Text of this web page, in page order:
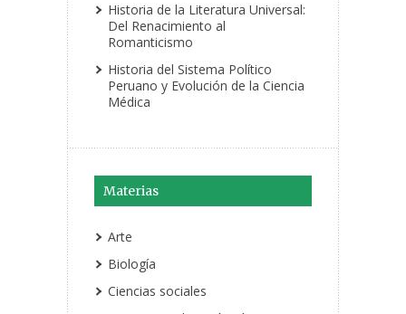
Historia de la Literatura Universal:
Del Renacimiento al
Romanticismo
Historia del Sistema Político
Peruano y Evolución de la Ciencia
Médica
Materias
Arte
Biología
Ciencias sociales